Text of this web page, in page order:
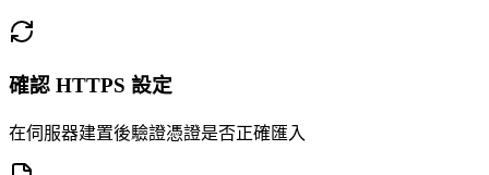
確認 HTTPS 設定
在伺服器建置後驗證憑證是否正確匯入